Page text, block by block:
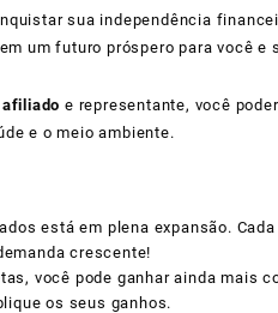
sua independência
um futuro próspero para você e
afiliado e representante, você
e o meio ambiente.
está em plena expansão.
crescente!
você pode ganhar ainda mais
os seus ganhos.